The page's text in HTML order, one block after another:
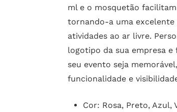
ml e o mosquetão
tornando-a uma excelente
atividades ao ar livre.
logotipo da sua empresa e
seu evento seja
funcionalidade e
Cor: Rosa, Preto, Azul,